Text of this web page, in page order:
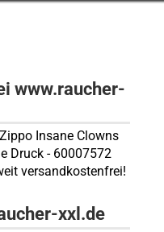
www.raucher-
Insane Clowns
Druck - 60007572
versandkostenfrei!
xxl.de